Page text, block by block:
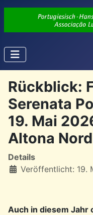
Rückblick:
Serenata
19. Mai
Altona Nord
Details
Veröffentlicht: 19.
Auch in diesem Jahr